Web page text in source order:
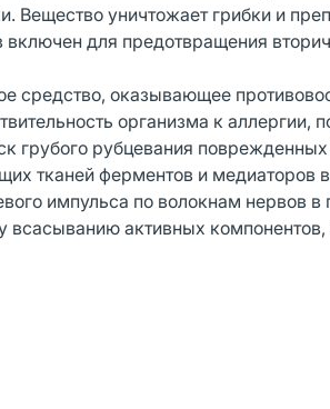
Вещество уничтожает грибки и
включен для предотвращения
средство, оказывающее
организма к аллергии,
рубцевания
тканей ферментов и медиаторов
импульса по волокнам нервов в
всасыванию активных